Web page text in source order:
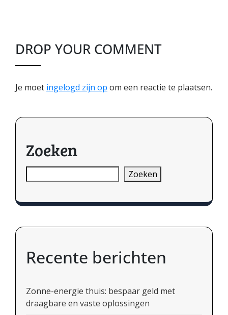
DROP YOUR COMMENT
Je moet ingelogd zijn op om een reactie te plaatsen.
Zoeken
Zoeken
Recente berichten
Zonne-energie thuis: bespaar geld met
draagbare en vaste oplossingen